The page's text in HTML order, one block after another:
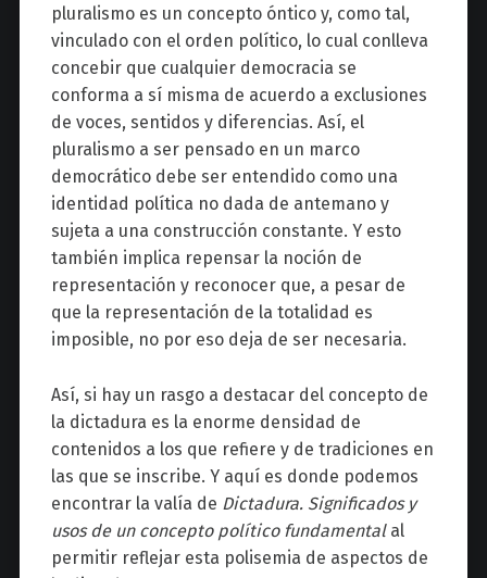
pluralismo es un concepto óntico y, como tal,
vinculado con el orden político, lo cual conlleva
concebir que cualquier democracia se
conforma a sí misma de acuerdo a exclusiones
de voces, sentidos y diferencias. Así, el
pluralismo a ser pensado en un marco
democrático debe ser entendido como una
identidad política no dada de antemano y
sujeta a una construcción constante. Y esto
también implica repensar la noción de
representación y reconocer que, a pesar de
que la representación de la totalidad es
imposible, no por eso deja de ser necesaria.
Así, si hay un rasgo a destacar del concepto de
la dictadura es la enorme densidad de
contenidos a los que refiere y de tradiciones en
las que se inscribe. Y aquí es donde podemos
encontrar la valía de Dictadura. Significados y
usos de un concepto político fundamentalal
permitir reflejar esta polisemia de aspectos de